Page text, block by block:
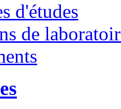
d'études
de